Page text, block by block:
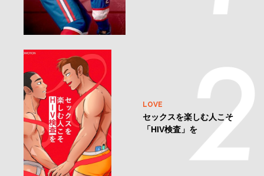
LOVE
セックスを楽しむ人こそ
「HIV検査」を